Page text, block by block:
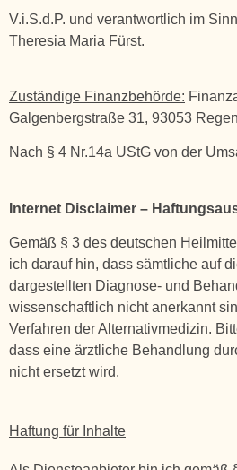
V.i.S.d.P. und verantwortlich im
Theresia Maria Fürst.
Zuständige Finanzbehörde:
Galgenbergstraße 31, 93053
Nach § 4 Nr.14a UStG von der
Internet Disclaimer –
Gemäß § 3 des deutschen
ich darauf hin, dass sämtliche auf
dargestellten Diagnose- und
wissenschaftlich nicht anerkannt
Verfahren der Alternativmedizin.
dass eine ärztliche Behandlung
nicht ersetzt wird.
Haftung für Inhalte